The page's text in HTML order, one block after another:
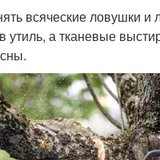
всяческие ловушки
а тканевые